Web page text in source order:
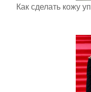
Как сделать кожу